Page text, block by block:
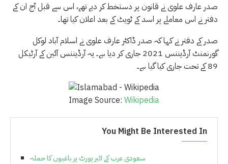
صدر عارف علوی نے قانون پر دستخط کر دیے تھے، اس سے قبل آج ان کے
دفتر نے اس معاملے پر اسد کے ٹویٹ کے بعد اعلان کیا تھا۔
صدر کے دفتر نے کہا کہ صدر ڈاکٹر عارف علوی نے اسلام آباد لوکل
گورنمنٹ آرڈیننس 2021 جاری کر دیا ہے۔ یہ آرڈیننس آئین کے آرٹیکل
89 کے تحت جاری کیا گیا ہے۔
Image Source: Wikipedia
You Might Be Interested In
سعودی عرب کے ائیر پورٹ پر باغیوں کا حملہ